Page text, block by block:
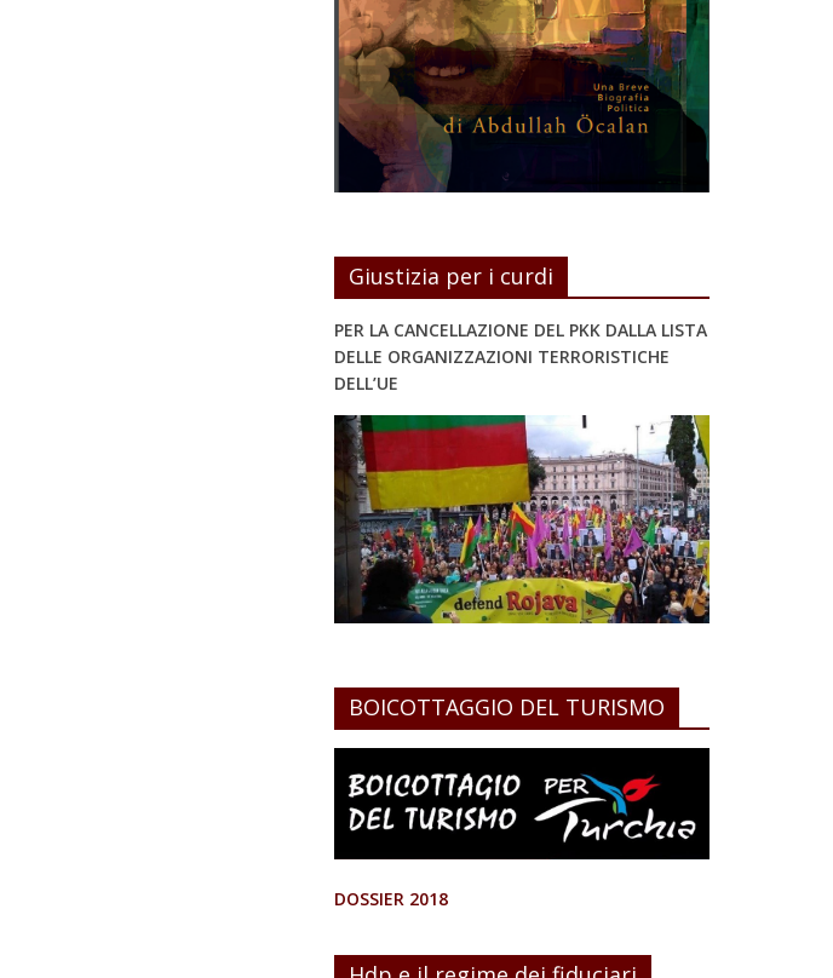
Giustizia per i curdi
PER LA CANCELLAZIONE DEL PKK DALLA LISTA
DELLE ORGANIZZAZIONI TERRORISTICHE
DELL’UE
BOICOTTAGGIO DEL TURISMO
DOSSIER 2018